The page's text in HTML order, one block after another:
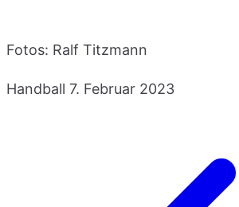
Fotos: Ralf Titzmann
Handball 7. Februar 2023